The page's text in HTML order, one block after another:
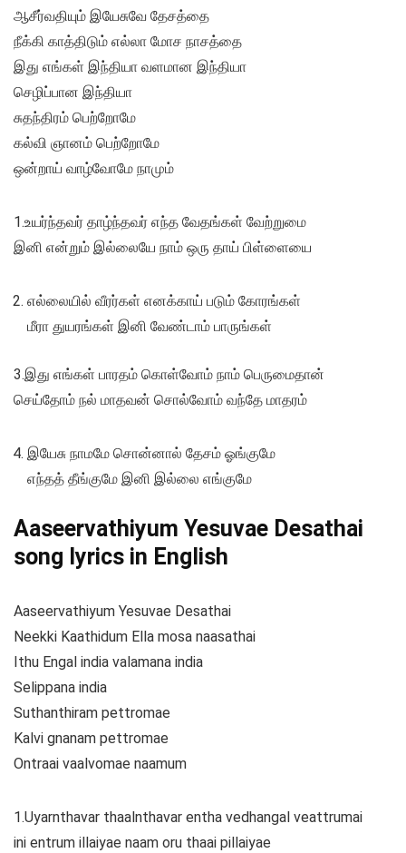
ஆசீர்வதியும் இயேசுவே தேசத்தை
நீக்கி காத்திடும் எல்லா மோச நாசத்தை
இது எங்கள் இந்தியா வளமான இந்தியா
செழிப்பான இந்தியா
சுதந்திரம் பெற்றோமே
கல்வி ஞானம் பெற்றோமே
ஒன்றாய் வாழ்வோமே நாமும்
1.உயர்ந்தவர் தாழ்ந்தவர் எந்த வேதங்கள் வேற்றுமை
இனி என்றும் இல்லையே நாம் ஒரு தாய் பிள்ளையை
எல்லையில் வீரர்கள் எனக்காய் படும் கோரங்கள்
மீரா துயரங்கள் இனி வேண்டாம் பாருங்கள்
3.இது எங்கள் பாரதம் கொள்வோம் நாம் பெருமைதான்
செய்தோம் நல் மாதவன் சொல்வோம் வந்தே மாதரம்
இயேசு நாமமே சொன்னால் தேசம் ஓங்குமே
எந்தத் தீங்குமே இனி இல்லை எங்குமே
Aaseervathiyum Yesuvae Desathai
song lyrics in English
Aaseervathiyum Yesuvae Desathai
Neekki Kaathidum Ella mosa naasathai
Ithu Engal india valamana india
Selippana india
Suthanthiram pettromae
Kalvi gnanam pettromae
Ontraai vaalvomae naamum
1.Uyarnthavar thaalnthavar entha vedhangal veattrumai
ini entrum illaiyae naam oru thaai pillaiyae